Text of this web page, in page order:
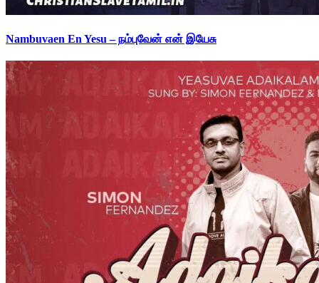
Nambuvaen En Yesu – நம்புவேன் என் இயேசு